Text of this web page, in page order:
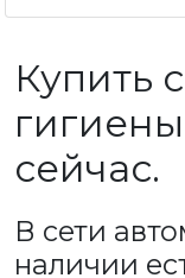
Купить
сейчас.
В сети
наличии